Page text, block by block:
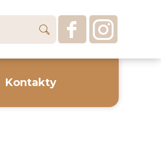
Kontakty